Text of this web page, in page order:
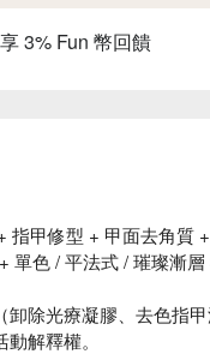
3% Fun 幣回饋
指甲修型 + 甲面去角
單色 / 平法式 / 璀璨漸
卸除光療凝膠、去色指
解釋權。